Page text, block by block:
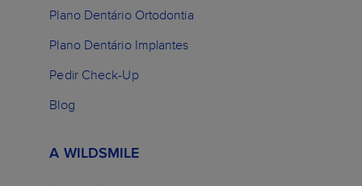
Plano Dentário Ortodontia
Plano Dentário Implantes
Pedir Check-Up
Blog
A WILDSMILE